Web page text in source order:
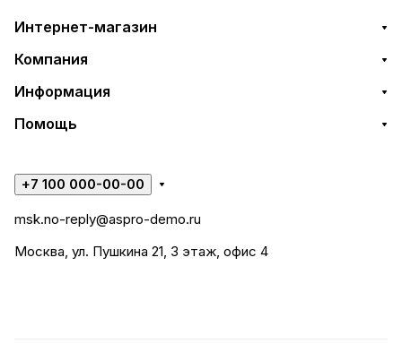
Интернет-магазин
Компания
Информация
Помощь
+7 100 000-00-00
msk.no-reply@aspro-demo.ru
Москва, ул. Пушкина 21, 3 этаж, офис 4